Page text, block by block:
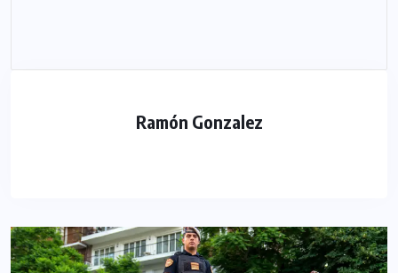
Ramón Gonzalez